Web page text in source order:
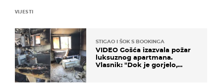
VIJESTI
STIGAO I ŠOK S BOOKINGA
VIDEO Gošća izazvala požar
luksuznog apartmana.
Vlasnik: "Dok je gorjelo,